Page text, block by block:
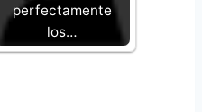
perfectamente
los…